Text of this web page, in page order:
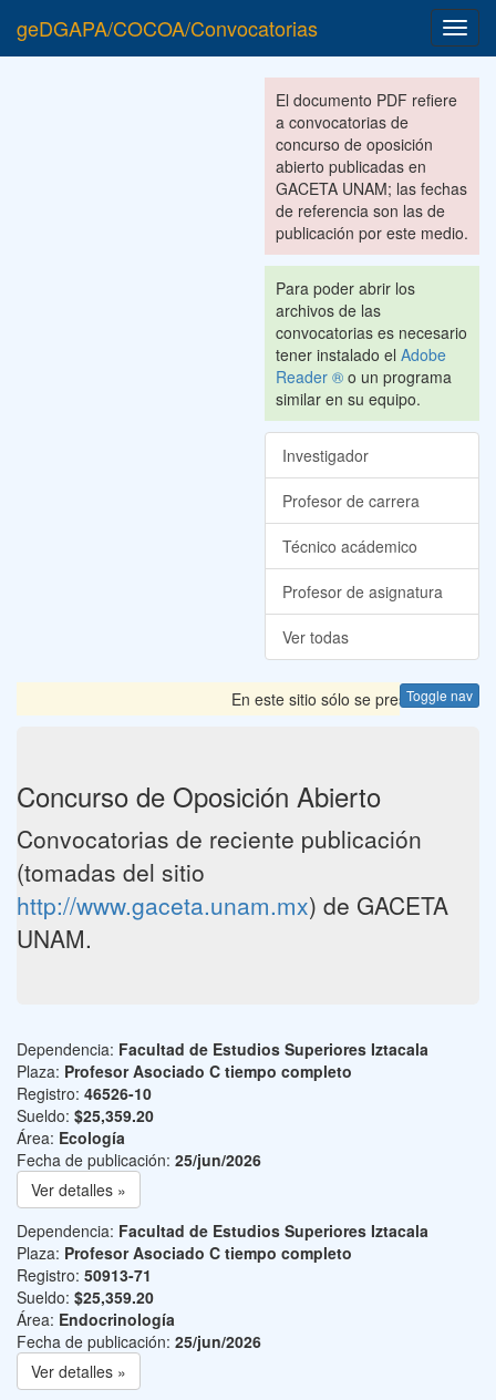
geDGAPA/COCOA/Convocatorias
El documento PDF refiere
a convocatorias de
concurso de oposición
abierto publicadas en
GACETA UNAM; las fechas
de referencia son las de
publicación por este medio.
Para poder abrir los
archivos de las
convocatorias es necesario
tener instalado el Adobe
Reader ® o un programa
similar en su equipo.
Investigador
Profesor de carrera
Técnico acádemico
Profesor de asignatura
Ver todas
Toggle nav
En este sitio sólo se presentan las
Concurso de Oposición Abierto
Convocatorias de reciente publicación
(tomadas del sitio
http://www.gaceta.unam.mx) de GACETA
UNAM.
Dependencia: Facultad de Estudios Superiores Iztacala
Plaza: Profesor Asociado C tiempo completo
Registro: 46526-10
Sueldo: $25,359.20
Área: Ecología
Fecha de publicación: 25/jun/2026
Ver detalles »
Dependencia: Facultad de Estudios Superiores Iztacala
Plaza: Profesor Asociado C tiempo completo
Registro: 50913-71
Sueldo: $25,359.20
Área: Endocrinología
Fecha de publicación: 25/jun/2026
Ver detalles »